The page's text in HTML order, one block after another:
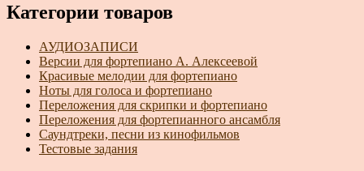
Категории товаров
АУДИОЗАПИСИ
Версии для фортепиано А. Алексеевой
Красивые мелодии для фортепиано
Ноты для голоса и фортепиано
Переложения для скрипки и фортепиано
Переложения для фортепианного ансамбля
Саундтреки, песни из кинофильмов
Тестовые задания